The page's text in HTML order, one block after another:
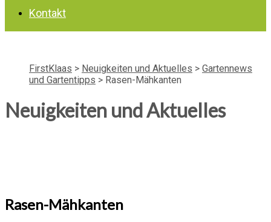
Kontakt
FirstKlaas > Neuigkeiten und Aktuelles > Gartennews
und Gartentipps > Rasen-Mähkanten
Neuigkeiten und Aktuelles
Rasen-Mähkanten